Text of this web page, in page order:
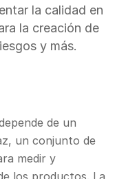
la calidad en
la creación de
y más.
de un
un conjunto de
medir y